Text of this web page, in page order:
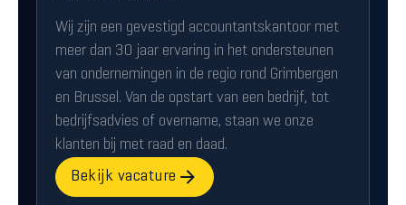
Wij zijn een gevestigd accountantskantoor met
meer dan 30 jaar ervaring in het ondersteunen
van ondernemingen in de regio rond Grimbergen
en Brussel. Van de opstart van een bedrijf, tot
bedrijfsadvies of overname, staan we onze
klanten bij met raad en daad.
Bekijk vacature